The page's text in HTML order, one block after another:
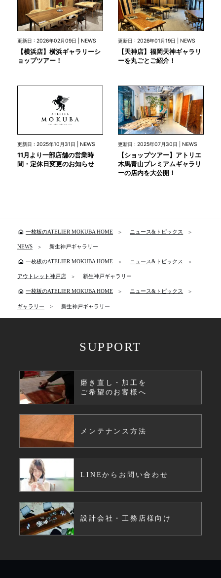
更新日 : 2026年02月09日 | NEWS
【横浜店】横浜ギャラリーシ
ョップツアー！
更新日 : 2026年01月19日 | NEWS
【天神店】福岡天神ギャラリ
ーを丸ごとご紹介！
更新日 : 2025年10月31日 | NEWS
11月より一部店舗の営業時
間・定休日変更のお知らせ
更新日 : 2025年07月30日 | NEWS
【ショップツアー】アトリエ
木馬青山プレミアムギャラリ
ーの店内を大公開！
home 一枚板のATELIER MOKUBA HOME ニュース&トピックス
NEWS 新生神戸ギャラリー
home 一枚板のATELIER MOKUBA HOME ニュース&トピックス
アウトレット神戸店 新生神戸ギャラリー
home 一枚板のATELIER MOKUBA HOME ニュース&トピックス
ギャラリー 新生神戸ギャラリー
SUPPORT
磨き直し・加工を
ご希望のお客様へ
メンテナンス方法
LINEからお問い合わせ
設計会社・工務店様向け